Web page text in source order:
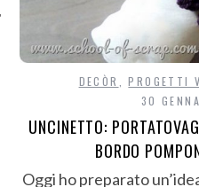
DECÒR ,PROGETTI
30
UNCINETTO:
BORDO
Oggi ho preparato